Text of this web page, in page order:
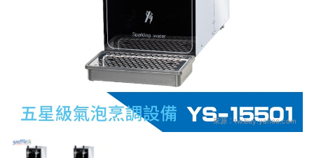
來源：tw.buy.yahoo.com